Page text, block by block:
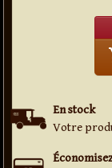
En stock
Votre